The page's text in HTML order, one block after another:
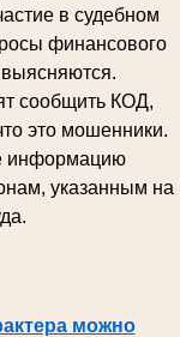
в судебном
финансового
выясняются.
сообщить КОД,
это мошенники.
информацию
указанным на
можно